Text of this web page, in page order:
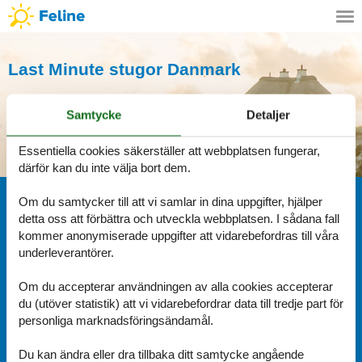
Last Minute stugor Danmark
Stuga Last Minute
Last Minute sök
Land
Varaktighet
Hitta
Samtycke Detaljer
Essentiella cookies säkerställer att webbplatsen fungerar,
därför kan du inte välja bort dem.
Om du samtycker till att vi samlar in dina uppgifter, hjälper
detta oss att förbättra och utveckla webbplatsen. I sådana fall
kommer anonymiserade uppgifter att vidarebefordras till våra
underleverantörer.
Om du accepterar användningen av alla cookies accepterar
du (utöver statistik) att vi vidarebefordrar data till tredje part för
personliga marknadsföringsändamål.
Du kan ändra eller dra tillbaka ditt samtycke angående